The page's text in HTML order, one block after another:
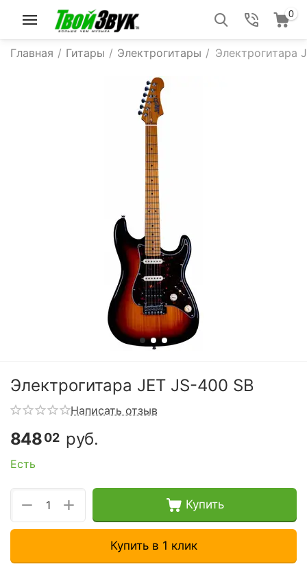
0
Главная / Гитары / Электрогитары / Электрогитара
Электрогитара JET JS-400 SB
Написать отзыв
84802 руб.
Есть
+
− Купить
Купить в 1 клик